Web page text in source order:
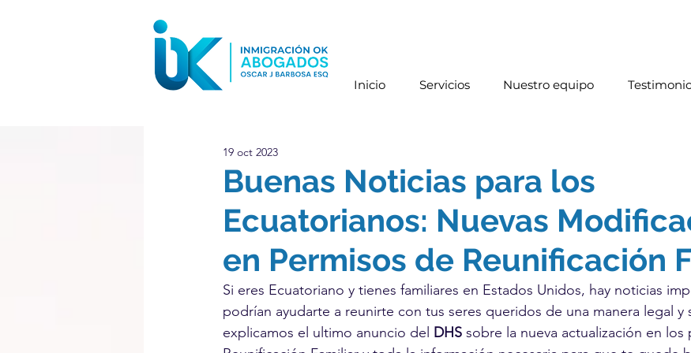
Inicio Servicios Nuestro equipo
Buenas Noticias para los
Ecuatorianos: Nuevas
en Permisos de Reunificación
19 oct 2023
Si eres Ecuatoriano y tienes familiares en Estados Unidos, hay noticias
podrían ayudarte a reunirte con tus seres queridos de una manera legal y
explicamos el ultimo anuncio del DHS sobre la nueva actualización en los